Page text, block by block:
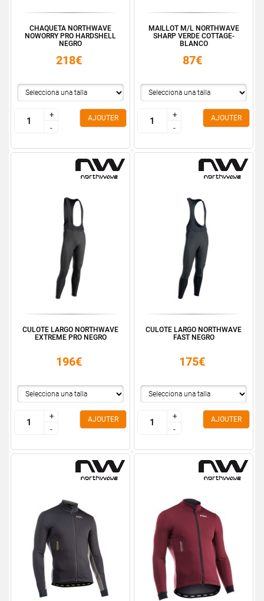
CHAQUETA NORTHWAVE
NOWORRY PRO HARDSHELL
NEGRO
218€
+
-
+
-
AJOUTER
MAILLOT M/L NORTHWAVE
SHARP VERDE COTTAGE-
BLANCO
87€
+
-
+
-
AJOUTER
CULOTE LARGO NORTHWAVE
EXTREME PRO NEGRO
196€
+
-
+
-
AJOUTER
CULOTE LARGO NORTHWAVE
FAST NEGRO
175€
+
-
+
-
AJOUTER